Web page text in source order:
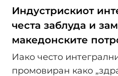
Индустрискиот
честа заблуда и
македонските
Иако често
промовиран како